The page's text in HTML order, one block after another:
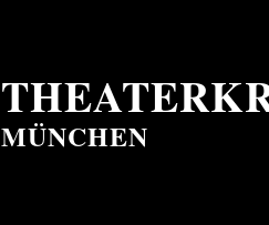
MÜNCHEN